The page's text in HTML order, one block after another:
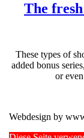
The
These types of
added bonus
or
Webdesign by